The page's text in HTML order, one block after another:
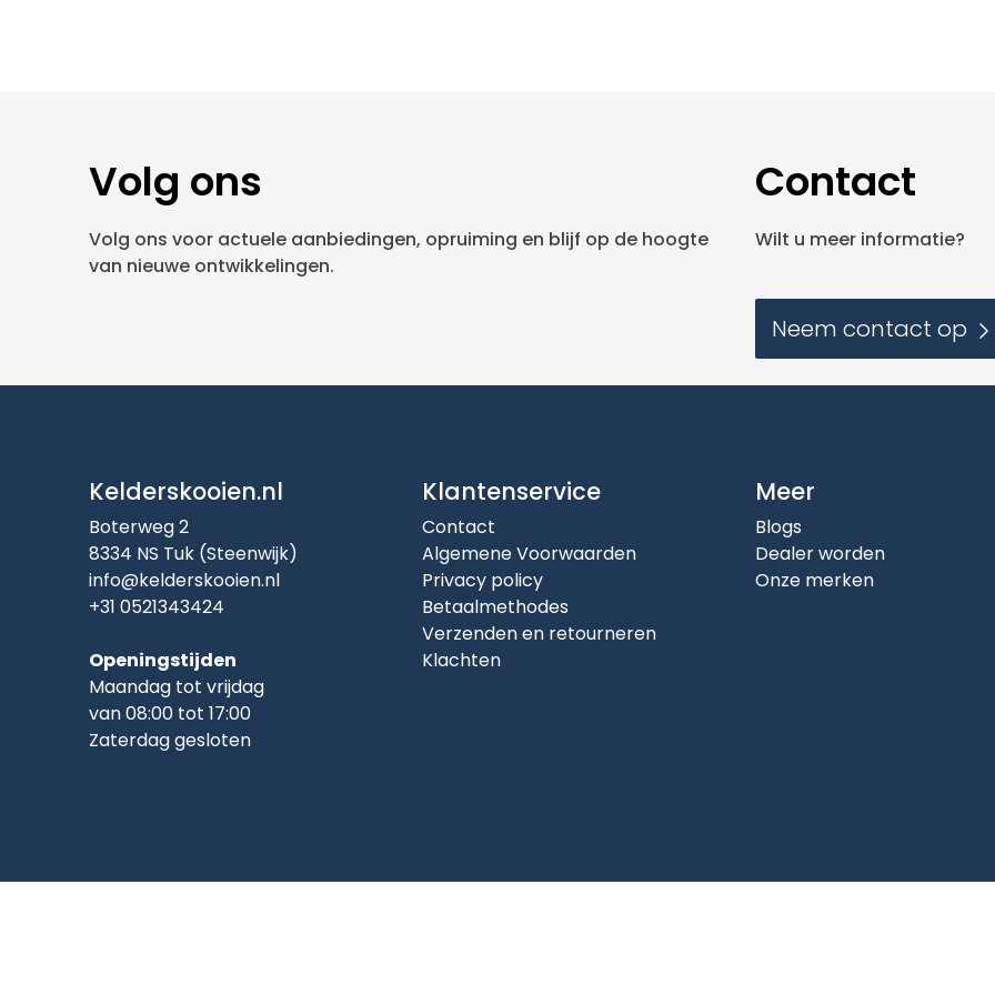
Volg ons
Volg ons voor actuele aanbiedingen, opruiming en blijf op de hoogte
van nieuwe ontwikkelingen.
Contact
Wilt u meer informatie?
Neem contact op
Kelderskooien.nl
Boterweg 2
8334 NS Tuk (Steenwijk)
info@kelderskooien.nl
+31 0521343424
Openingstijden
Maandag tot vrijdag
van 08:00 tot 17:00
Zaterdag gesloten
Klantenservice
Contact
Algemene Voorwaarden
Privacy policy
Betaalmethodes
Verzenden en retourneren
Klachten
Meer
Blogs
Dealer worden
Onze merken